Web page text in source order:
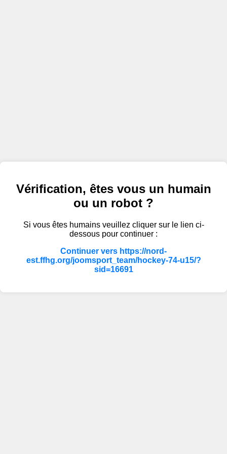
Vérification, êtes vous un humain
ou un robot ?
Si vous êtes humains veuillez cliquer sur le lien ci-
dessous pour continuer :
Continuer vers https://nord-
est.ffhg.org/joomsport_team/hockey-74-u15/?
sid=16691